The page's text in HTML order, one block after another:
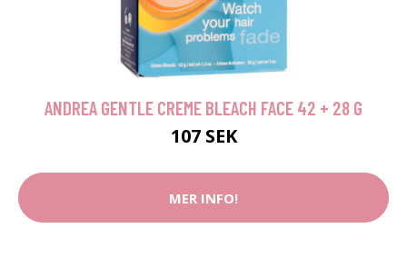
ANDREA GENTLE CREME BLEACH FACE 42 + 28 G
107 SEK
MER INFO!